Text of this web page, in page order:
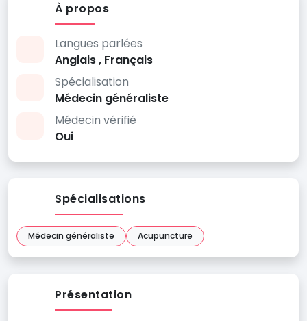
À propos
Langues parlées
Anglais , Français
Spécialisation
Médecin généraliste
Médecin vérifié
Oui
Spécialisations
Médecin généraliste Acupuncture
Présentation